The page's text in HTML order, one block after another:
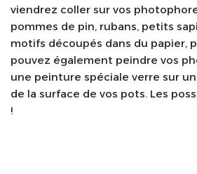
viendrez coller sur vos
pommes de pin, rubans, petits
motifs découpés dans du papier,
pouvez également peindre vos
une peinture spéciale verre sur
de la surface de vos pots. Les
!